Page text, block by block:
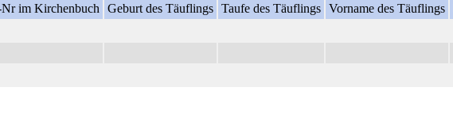
im Kirchenbuch Geburt des Täuflings Taufe des Täuflings Vorname des Täuflings